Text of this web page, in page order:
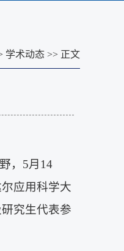
学术动态 >> 正文
，5月14
应用科学大
究生代表参